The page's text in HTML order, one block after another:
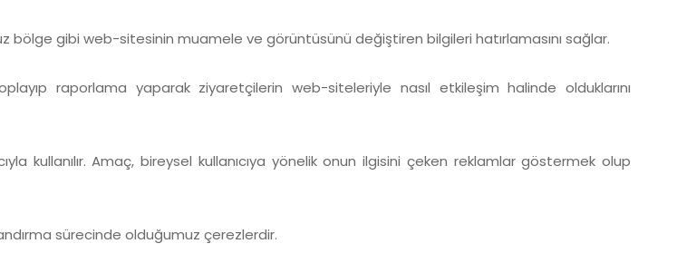
gibi web-sitesinin muamele ve görüntüsünü değiştiren bilgileri hatırlamasını sağlar.
raporlama yaparak ziyaretçilerin web-siteleriyle nasıl etkileşim halinde olduklarını
kullanılır. Amaç, bireysel kullanıcıya yönelik onun ilgisini çeken reklamlar göstermek olup
sürecinde olduğumuz çerezlerdir.